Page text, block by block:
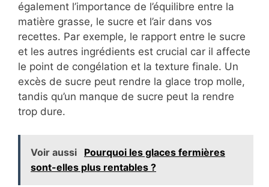
également l’importance de l’équilibre entre la
matière grasse, le sucre et l’air dans vos
recettes. Par exemple, le rapport entre le sucre
et les autres ingrédients est crucial car il affecte
le point de congélation et la texture finale. Un
excès de sucre peut rendre la glace trop molle,
tandis qu’un manque de sucre peut la rendre
trop dure.
Voir aussi
Pourquoi les glaces fermières
sont-elles plus rentables ?